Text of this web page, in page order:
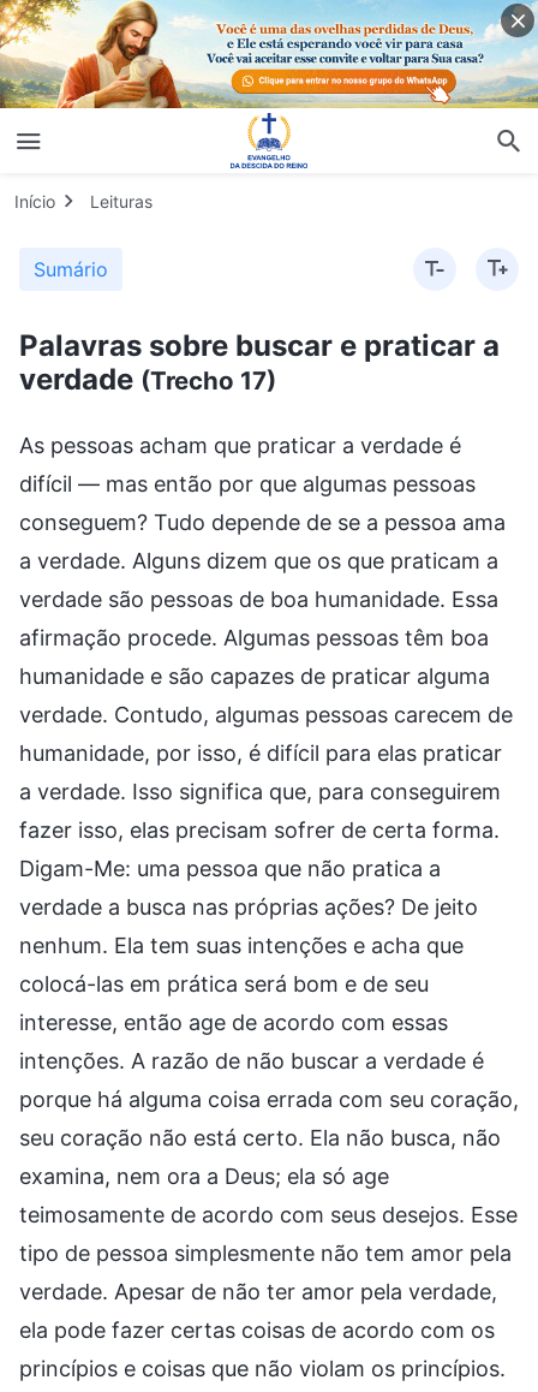
Início Leituras
Sumário
Palavras sobre buscar e praticar a
verdade (Trecho 17)
As pessoas acham que praticar a verdade é
difícil — mas então por que algumas pessoas
conseguem? Tudo depende de se a pessoa ama
a verdade. Alguns dizem que os que praticam a
verdade são pessoas de boa humanidade. Essa
afirmação procede. Algumas pessoas têm boa
humanidade e são capazes de praticar alguma
verdade. Contudo, algumas pessoas carecem de
humanidade, por isso, é difícil para elas praticar
a verdade. Isso significa que, para conseguirem
fazer isso, elas precisam sofrer de certa forma.
Digam-Me: uma pessoa que não pratica a
verdade a busca nas próprias ações? De jeito
nenhum. Ela tem suas intenções e acha que
colocá-las em prática será bom e de seu
interesse, então age de acordo com essas
intenções. A razão de não buscar a verdade é
porque há alguma coisa errada com seu coração,
seu coração não está certo. Ela não busca, não
examina, nem ora a Deus; ela só age
teimosamente de acordo com seus desejos. Esse
tipo de pessoa simplesmente não tem amor pela
verdade. Apesar de não ter amor pela verdade,
ela pode fazer certas coisas de acordo com os
princípios e coisas que não violam os princípios.